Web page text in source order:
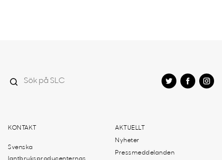
KONTAKT
Svenska
AKTUELLT
Nyheter
Pressmeddelanden